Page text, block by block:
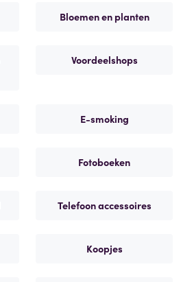
Bloemen en planten
Voordeelshops
E-smoking
Fotoboeken
Telefoon accessoires
Koopjes